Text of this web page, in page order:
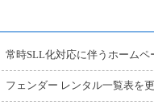
常時SLL化対応に伴うホーム
フェンダー レンタル一覧表を